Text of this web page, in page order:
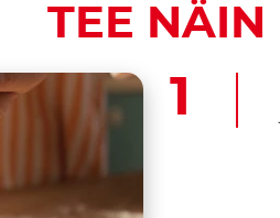
TEE NÄIN